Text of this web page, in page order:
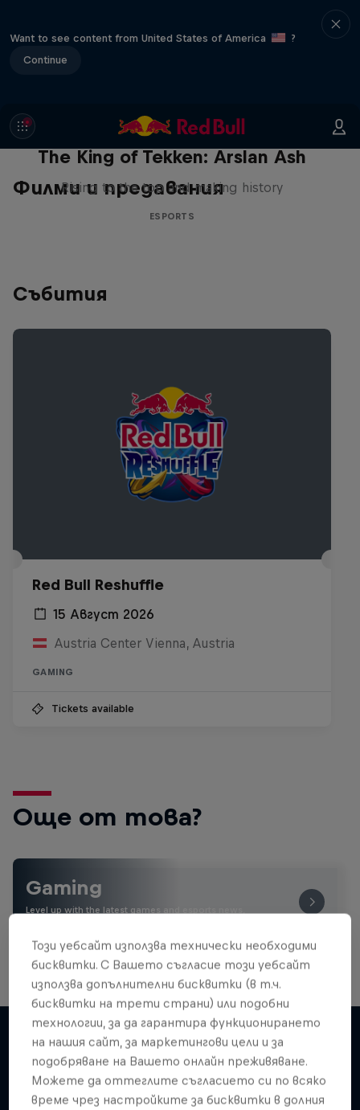
Want to see content from United States of America
?
Continue
Филми и предавания
The King of Tekken: Arslan Ash
Rising to the top and making history
ESPORTS
Събития
Red Bull Reshuffle
15 Август 2026
Austria Center Vienna, Austria
GAMING
Tickets available
Още от това?
Gaming
Level up with the latest games and esports news,
Подобни
Този уебсайт използва технически необходими
бисквитки. С Вашето съгласие този уебсайт
използва допълнителни бисквитки (в т.ч.
бисквитки на трети страни) или подобни
технологии, за да гарантира функционирането
на нашия сайт, за маркетингови цели и за
подобряване на Вашето онлайн преживяване.
Можете да оттеглите съгласието си по всяко
време чрез настройките за бисквитки в долния